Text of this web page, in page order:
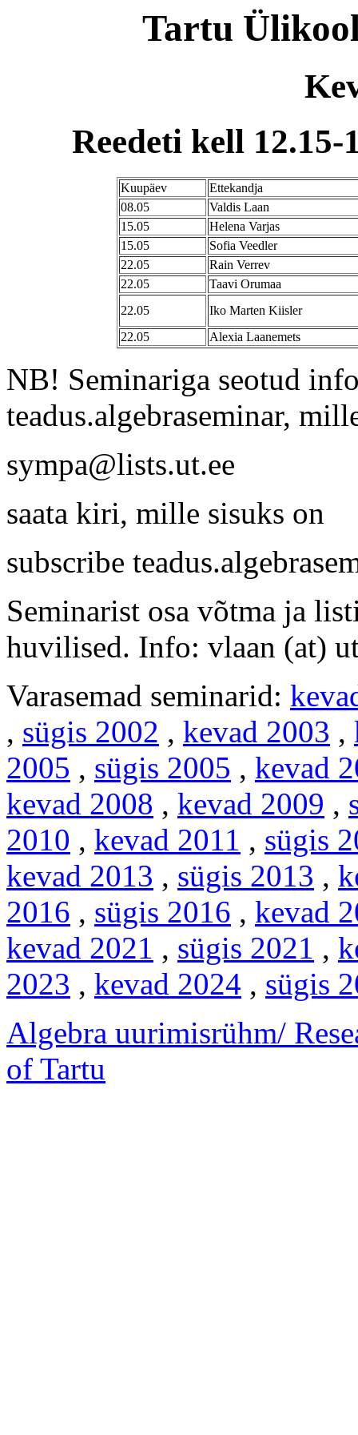
Tartu
Reedeti kell
Kuupäev
Ettekandja
08.05
Valdis Laan
15.05
Helena Varjas
15.05
Sofia Veedler
22.05
Rain Verrev
22.05
Taavi Orumaa
22.05
Iko Marten Kiisler
22.05
Alexia Laanemets
NB! Seminariga seotud
teadus.algebraseminar,
sympa@lists.ut.ee
saata kiri, mille sisuks on
subscribe
Seminarist osa võtma ja
huvilised. Info: vlaan (at)
Varasemad seminarid:
, sügis 2002 , kevad 2003 ,
2005 , sügis 2005 , kevad
kevad 2008 , kevad 2009 ,
2010 , kevad 2011 , sügis
kevad 2013 , sügis 2013 ,
2016 , sügis 2016 , kevad
kevad 2021 , sügis 2021 ,
2023 , kevad 2024 , sügis
Algebra uurimisrühm/
of Tartu